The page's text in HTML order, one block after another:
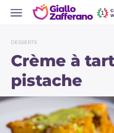
DESSERTS
Crème à
pistache